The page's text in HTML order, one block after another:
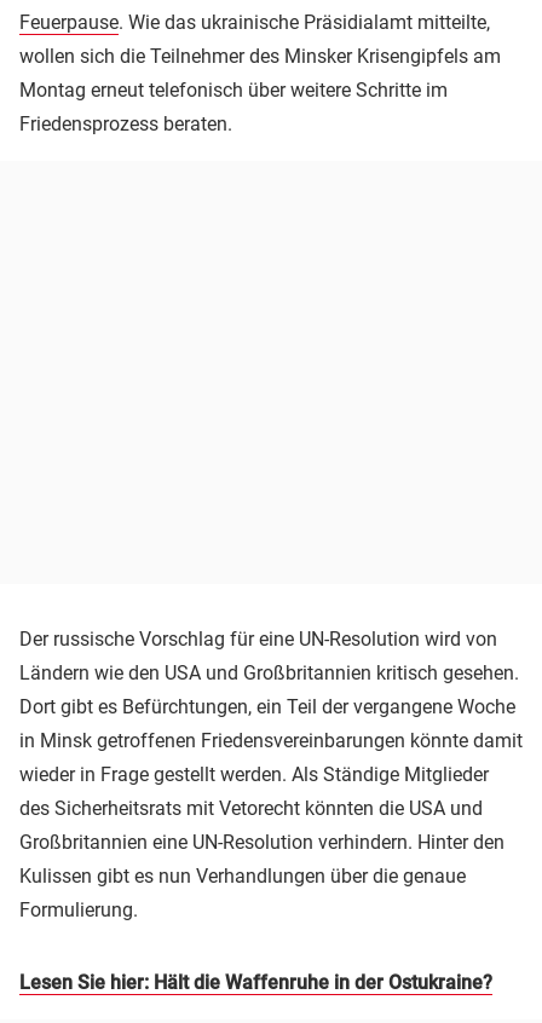
Feuerpause. Wie das ukrainische Präsidialamt mitteilte,
wollen sich die Teilnehmer des Minsker Krisengipfels am
Montag erneut telefonisch über weitere Schritte im
Friedensprozess beraten.
Der russische Vorschlag für eine UN-Resolution wird von
Ländern wie den USA und Großbritannien kritisch gesehen.
Dort gibt es Befürchtungen, ein Teil der vergangene Woche
in Minsk getroffenen Friedensvereinbarungen könnte damit
wieder in Frage gestellt werden. Als Ständige Mitglieder
des Sicherheitsrats mit Vetorecht könnten die USA und
Großbritannien eine UN-Resolution verhindern. Hinter den
Kulissen gibt es nun Verhandlungen über die genaue
Formulierung.
Lesen Sie hier: Hält die Waffenruhe in der Ostukraine?